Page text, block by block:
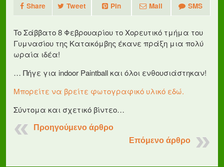
Share Tweet Pin Mail SMS
To Σάββατο 8 Φεβρουαρίου το Χορευτικό τμήμα του
Γυμνασίου της Κατακόμβης έκανε πράξη μια πολύ
ωραία ιδέα!
… Πήγε για indoor Paintball και όλοι ενθουσιάστηκαν!
Μπορείτε να βρείτε φωτογραφικό υλικό εδώ.
Σύντομα και σχετικό βίντεο…
Προηγούμενο άρθρο
Επόμενο άρθρο